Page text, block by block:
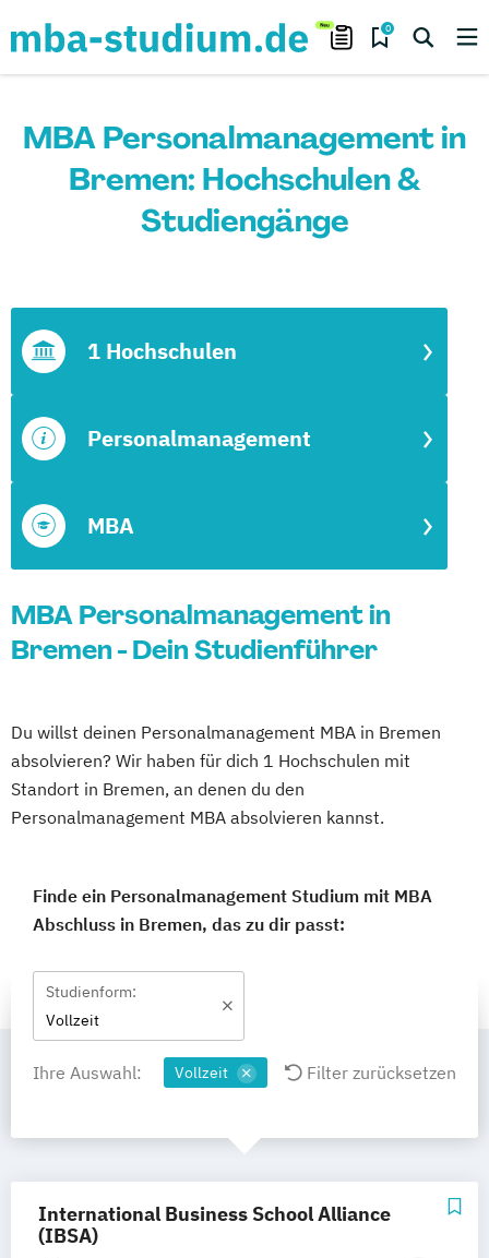
0
MBA Personalmanagement in
Bremen: Hochschulen &
Studiengänge
MBA
Personalmanagement
1 Hochschulen
MBA Personalmanagement in
Bremen - Dein Studienführer
Du willst deinen Personalmanagement MBA in Bremen
absolvieren? Wir haben für dich 1 Hochschulen mit
Standort in Bremen, an denen du den
Personalmanagement MBA absolvieren kannst.
Finde ein Personalmanagement Studium mit MBA
Abschluss in Bremen, das zu dir passt:
Studienform:
Vollzeit
Ihre Auswahl: Vollzeit Filter zurücksetzen
International Business School Alliance
(IBSA)